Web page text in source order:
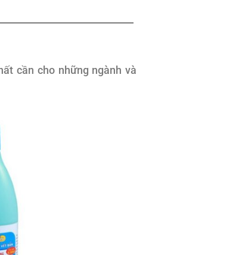
cần cho những ngành và